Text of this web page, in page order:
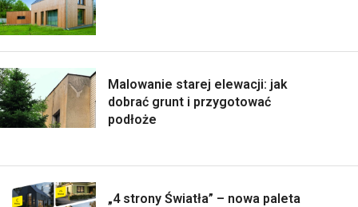
Malowanie starej elewacji: jak
dobrać grunt i przygotować
podłoże
„4 strony Światła” – nowa paleta